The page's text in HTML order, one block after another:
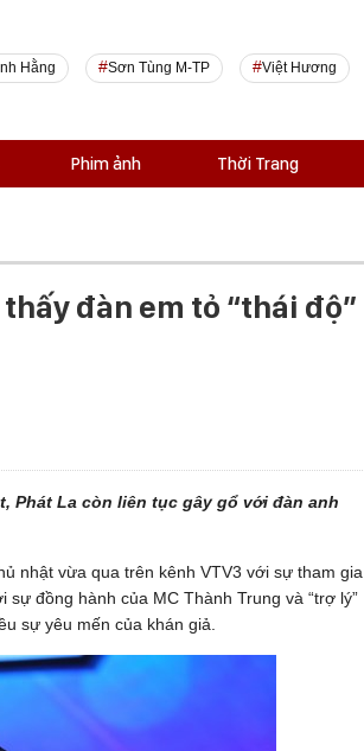
Hằng Sơn Tùng M-TP Việt Hương
Phim ảnh Thời Trang
đàn em tỏ “thái độ”
Phát La còn liên tục gây gổ với đàn anh
nhật vừa qua trên kênh VTV3 với sự tham gia
đồng hành của MC Thành Trung và “trợ lý”
sự yêu mến của khán giả.